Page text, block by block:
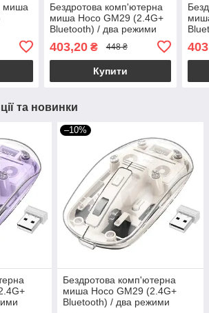
миша
Бездротова комп'ютерна
миша Hoco GM29 (2.4G+
Bluetooth) / два режими
403,20₴ 448 ₴
Купити
та новинки
–10%
Бездротова комп'ютерна
миша Hoco GM29 (2.4G+
Bluetooth) / два режими